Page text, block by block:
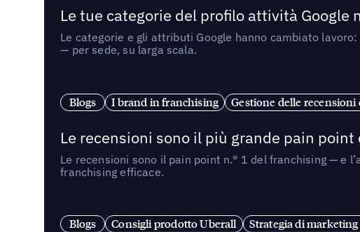
Le tue categorie del profilo attività
Le categorie e gli attributi Google hanno cambiato
— per sede, su larga scala.
Blogs I brand in franchising Gestione delle recensioni
Le recensioni sono il più grande pain
Le recensioni sono il pain point n.° 1 del franchising — e
franchising efficace.
Blogs Consigli prodotto Uberall Strategia di